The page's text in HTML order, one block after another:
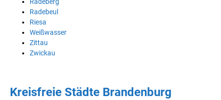
Radeberg
Radebeul
Riesa
Weißwasser
Zittau
Zwickau
Kreisfreie Städte Brandenburg